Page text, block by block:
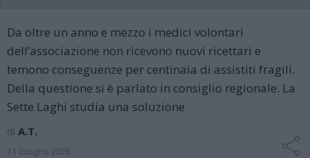
Da oltre un anno e mezzo i medici volontari
dell’associazione non ricevono nuovi ricettari e
temono conseguenze per centinaia di assistiti fragili.
Della questione si è parlato in consiglio regionale. La
Sette Laghi studia una soluzione
di A.T.
11 Giugno 2026